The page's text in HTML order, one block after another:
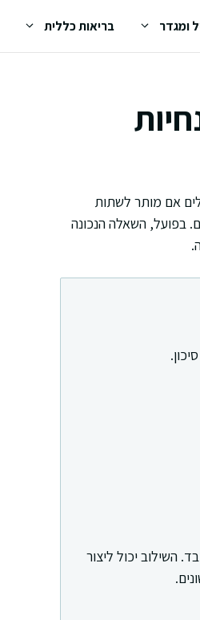
ומגדר בריאות כללית
אם מותר לשתות
בפועל, השאלה הנכונה
השילוב יכול ליצור